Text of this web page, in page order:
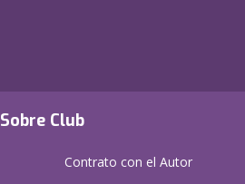
Sobre Club
Contrato con el Autor